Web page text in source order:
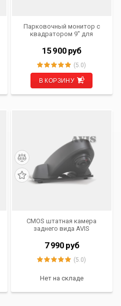
Парковочный монитор с
квадратором 9" для
AVS0904BM (AHD)
15 900 руб
(5.0)
В КОРЗИНУ
CMOS штатная камера
заднего вида AVIS
SPRINTER (107)
7 990 руб
(5.0)
Нет на складе